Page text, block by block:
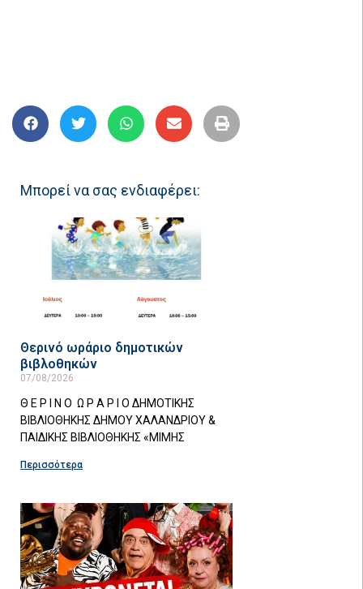
Μπορεί να σας ενδιαφέρει:
Θερινό ωράριο δημοτικών
βιβλοθηκών
07/08/2026
Θ Ε Ρ Ι Ν Ο Ω Ρ Α Ρ Ι Ο ΔΗΜΟΤΙΚΗΣ
ΒΙΒΛΙΟΘΗΚΗΣ ΔΗΜΟΥ ΧΑΛΑΝΔΡΙΟΥ &
ΠΑΙΔΙΚΗΣ ΒΙΒΛΙΟΘΗΚΗΣ «ΜΙΜΗΣ
Περισσότερα